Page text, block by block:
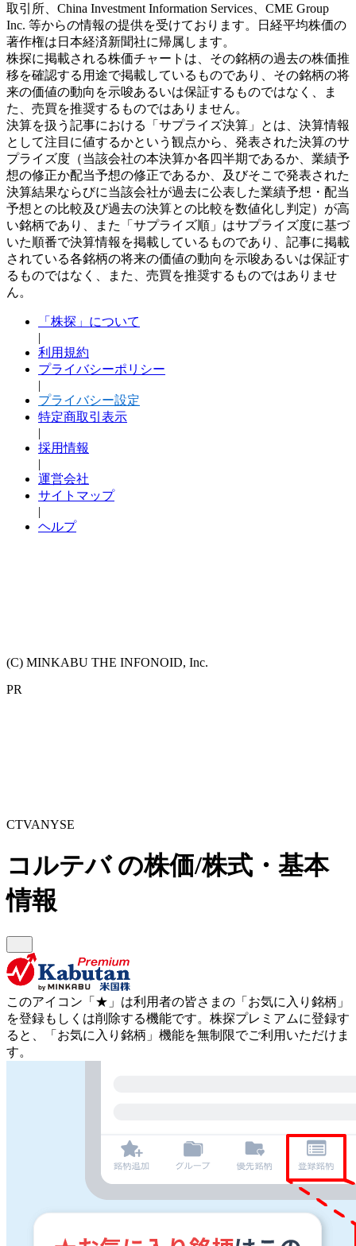
取引所、China Investment Information Services、CME Group
Inc. 等からの情報の提供を受けております。日経平均株価の
著作権は日本経済新聞社に帰属します。
株探に掲載される株価チャートは、その銘柄の過去の株価推
移を確認する用途で掲載しているものであり、その銘柄の将
来の価値の動向を示唆あるいは保証するものではなく、ま
た、売買を推奨するものではありません。
決算を扱う記事における「サプライズ決算」とは、決算情報
として注目に値するかという観点から、発表された決算のサ
プライズ度（当該会社の本決算か各四半期であるか、業績予
想の修正か配当予想の修正であるか、及びそこで発表された
決算結果ならびに当該会社が過去に公表した業績予想・配当
予想との比較及び過去の決算との比較を数値化し判定）が高
い銘柄であり、また「サプライズ順」はサプライズ度に基づ
いた順番で決算情報を掲載しているものであり、記事に掲載
されている各銘柄の将来の価値の動向を示唆あるいは保証す
るものではなく、また、売買を推奨するものではありませ
ん。
「株探」について
|
利用規約
プライバシーポリシー
|
プライバシー設定
特定商取引表示
|
採用情報
|
運営会社
サイトマップ
|
ヘルプ
(C) MINKABU THE INFONOID, Inc.
PR
CTVANYSE
コルテバの株価/株式・基本
情報
このアイコン 「★」 は利用者の皆さまの 「お気に入り銘柄」
を登録もしくは削除する機能です。 株探プレミアムに登録す
ると、「お気に入り銘柄」機能を無制限でご利用いただけま
す。